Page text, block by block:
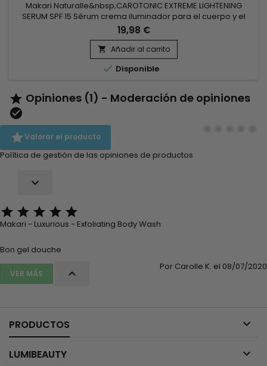
Makari Naturalle&nbsp;CAROTONIC EXTREME LIGHTENING
SERUM SPF 15 Sérum crema iluminador para el cuerpo y el
rostro, combate las imperfecciones, aclara las manchas
marrones y unifica la tez. Enriquecido con aceite de
zanahoria, extracto de morera blanca y extracto de planta
de regaliz, el suero en crema unificador Makari Naturalle
Carotonic Extrême...
19,98 €
 Añadir al carrito
 Disponible
 Opiniones (1) - Moderación de opiniones

Valorar el producto
Política de gestión de las opiniones de productos

    
Makari - Luxurious - Exfoliating Body Wash
Bon gel douche
Por Carolle K. el 08/07/2020
VER MÁS 
PRODUCTOS 
LUMIBEAUTY 